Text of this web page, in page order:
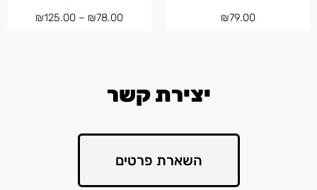
₪79.00
₪78.00
–
₪125.00
יצירת קשר
השארת פרטים